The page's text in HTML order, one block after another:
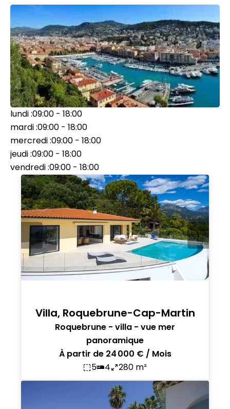
lundi :09:00 - 18:00
mardi :09:00 - 18:00
mercredi :09:00 - 18:00
jeudi :09:00 - 18:00
vendredi :09:00 - 18:00
Villa, Roquebrune-Cap-Martin
Roquebrune - villa - vue mer
panoramique
À partir de 24 000 € / Mois
5
4 280 m²